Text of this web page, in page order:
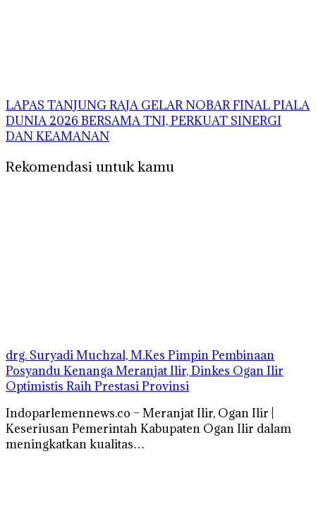
LAPAS TANJUNG RAJA GELAR NOBAR FINAL PIALA
DUNIA 2026 BERSAMA TNI, PERKUAT SINERGI
DAN KEAMANAN
Rekomendasi untuk kamu
drg. Suryadi Muchzal, M.Kes Pimpin Pembinaan
Posyandu Kenanga Meranjat Ilir, Dinkes Ogan Ilir
Optimistis Raih Prestasi Provinsi
Indoparlemennews.co – Meranjat Ilir, Ogan Ilir |
Keseriusan Pemerintah Kabupaten Ogan Ilir dalam
meningkatkan kualitas…